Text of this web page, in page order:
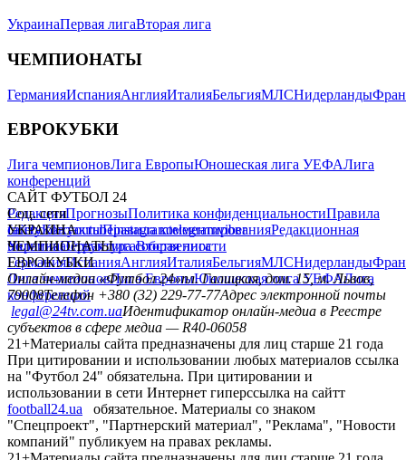
УкраинаПервая лигаВторая лига
ЧЕМПИОНАТЫ
ГерманияИспанияАнглияИталияБельгияМЛСНидерланды
ЕВРОКУБКИ
Лига чемпионовЛига ЕвропыЮношеская лига УЕФАЛига
конференций
САЙТ ФУТБОЛ 24
РедакцияПрогнозыПолитика конфиденциальностиПравила
сайтуКонтактыПравила комментированияРедакционная
политикаСтруктура собственности
Соц. сети
facebookxyoutubeinstagramtelegramviber
УКРАИНА
УкраинаПервая лигаВторая лига
ЧЕМПИОНАТЫ
ГерманияИспанияАнглияИталияБельгияМЛСНидерланды
ЕВРОКУБКИ
Лига чемпионовЛига ЕвропыЮношеская лига УЕФАЛига
конференций
Онлайн-медиа «Футбол 24»пл. Галицкая, дом. 15, м. Львов,
79008Телефон +380 (32) 229-77-77Адрес электронной почты
legal@24tv.com.uaИдентификатор онлайн-медиа в Реестре
субъектов в сфере медиа — R40-06058
21+Материалы сайта предназначены для лиц старше 21 года
При цитировании и использовании любых материалов ссылка
на "Футбол 24" обязательна. При цитировании и
использовании в сети Интернет гиперссылка на сайтт
football24.ua
обязательное. Материалы со знаком
"Спецпроект", "Партнерский материал", "Реклама", "Новости
компаний" публикуем на правах рекламы.